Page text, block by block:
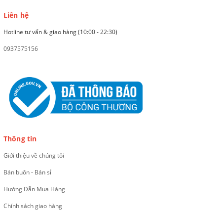
Liên hệ
Hotline tư vấn & giao hàng (10:00 - 22:30)
0937575156
Thông tin
Giới thiệu về chúng tôi
Bán buôn - Bán sỉ
Hướng Dẫn Mua Hàng
Chính sách giao hàng